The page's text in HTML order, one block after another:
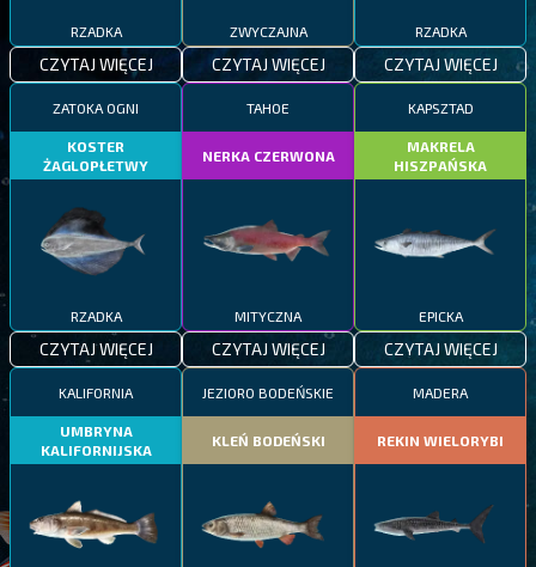
RZADKA
CZYTAJ WIĘCEJ
ZWYCZAJNA
CZYTAJ WIĘCEJ
RZADKA
CZYTAJ WIĘCEJ
ZATOKA OGNI
KOSTER
ŻAGLOPŁETWY
RZADKA
CZYTAJ WIĘCEJ
TAHOE
NERKA CZERWONA
MITYCZNA
CZYTAJ WIĘCEJ
KAPSZTAD
MAKRELA
HISZPAŃSKA
EPICKA
CZYTAJ WIĘCEJ
KALIFORNIA
UMBRYNA
KALIFORNIJSKA
JEZIORO BODEŃSKIE
KLEŃ BODEŃSKI
MADERA
REKIN WIELORYBI